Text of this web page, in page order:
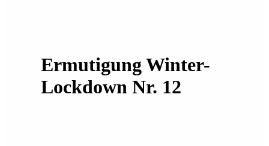
Ermutigung Winter-
Lockdown Nr. 12